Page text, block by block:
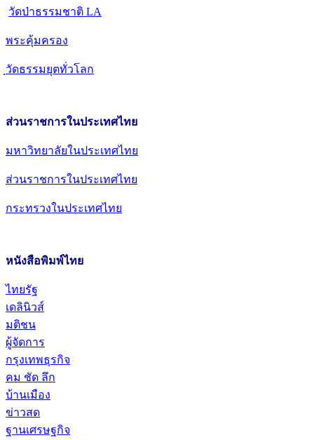
วัดป่าธรรมชาติ LA
พระคุ้มครอง
วัดธรรมยุตทั่วโลก
ส่วนราชการในประเทศไทย
มหาวิทยาลัยในประเทศไทย
ส่วนราชการในประเทศไทย
กระทรวงในประเทศไทย
หนังสือพิมพ์ไทย
ไทยรัฐ
เดลินิวส์
มติชน
ผู้จัดการ
กรุงเทพธุรกิจ
คม ชัด ลึก
บ้านเมือง
ข่าวสด
ฐานเศรษฐกิจ